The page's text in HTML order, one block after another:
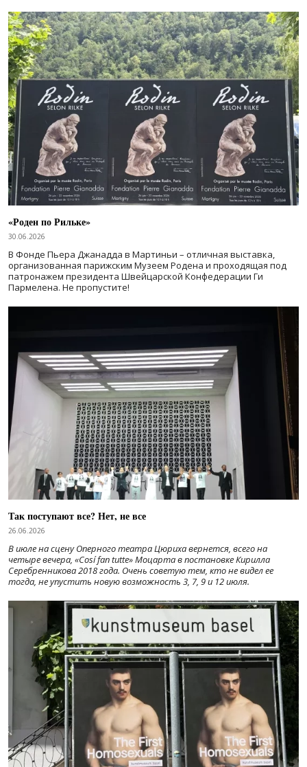
«Роден по Рильке»
30.06.2026
В Фонде Пьера Джанадда в Мартиньи – отличная выставка,
организованная парижским Музеем Родена и проходящая под
патронажем президента Швейцарской Конфедерации Ги
Пармелена. Не пропустите!
Так поступают все? Нет, не все
26.06.2026
В июле на сцену Оперного театра Цюриха вернется, всего на
четыре вечера, «Cosí fan tutte» Моцарта в постановке Кирилла
Серебренникова 2018 года. Очень советую тем, кто не видел ее
тогда, не упустить новую возможность 3, 7, 9 и 12 июля.